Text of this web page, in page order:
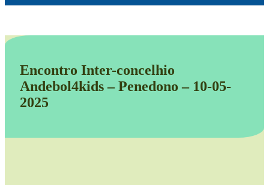
Encontro Inter-concelhio
Andebol4kids – Penedono – 10-05-
2025